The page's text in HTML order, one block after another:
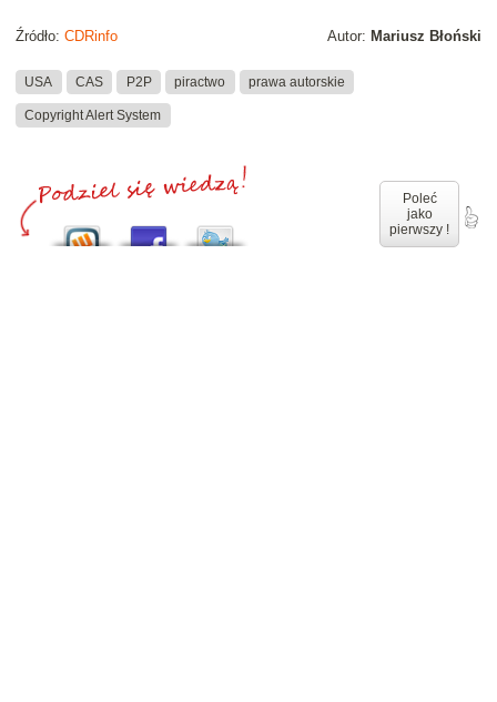
Autor: Mariusz Błoński
Źródło: CDRinfo
USA CAS P2P piractwo prawa autorskie
Copyright Alert System
Poleć
jako
pierwszy !